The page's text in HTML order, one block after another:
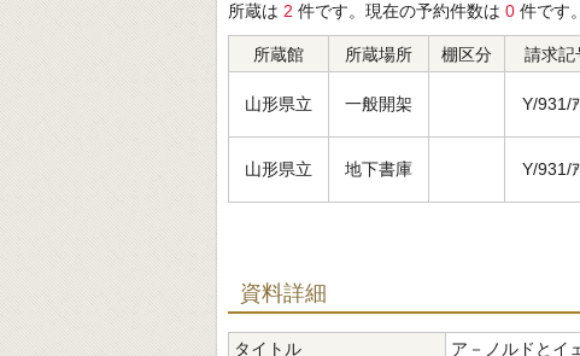
所蔵は 2 件です。現在の予約件数は 0 件です。
所蔵館 所蔵場所 棚区分 請求記
山形県立 一般開架 Y/931/
山形県立 地下書庫 Y/931/
資料詳細
タイトル ア－ノルドとイ